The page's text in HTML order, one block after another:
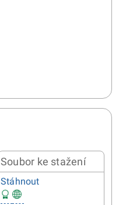
Soubor ke stažení
Stáhnout